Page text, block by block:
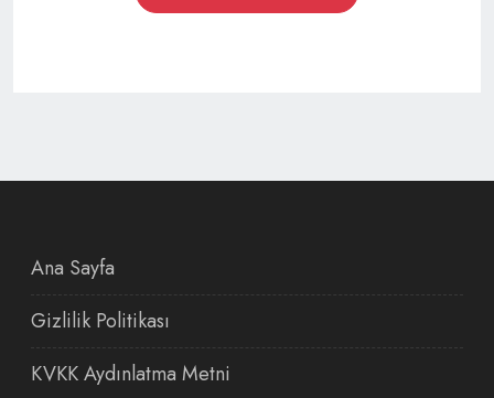
Ana Sayfa
Gizlilik Politikası
KVKK Aydınlatma Metni